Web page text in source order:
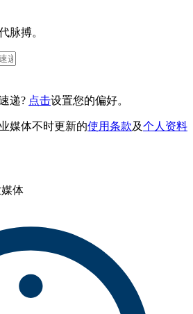
脉搏。
递? 点击设置您的偏好。
媒体不时更新的使用条款及个人资料
体